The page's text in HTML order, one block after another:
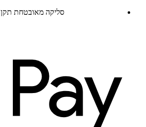
סליקה מאובטחת תקן PCI